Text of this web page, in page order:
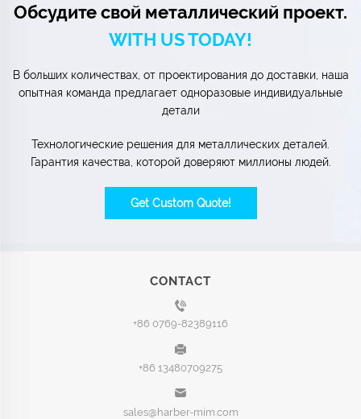
Обсудите свой металлический проект.
WITH US TODAY!
В больших количествах, от проектирования до доставки, наша
опытная команда предлагает одноразовые индивидуальные
детали
Технологические решения для металлических деталей.
Гарантия качества, которой доверяют миллионы людей.
Get Custom Quote!
CONTACT
+86 0769-82389116
+86 13480709275
sales@harber-mim.com